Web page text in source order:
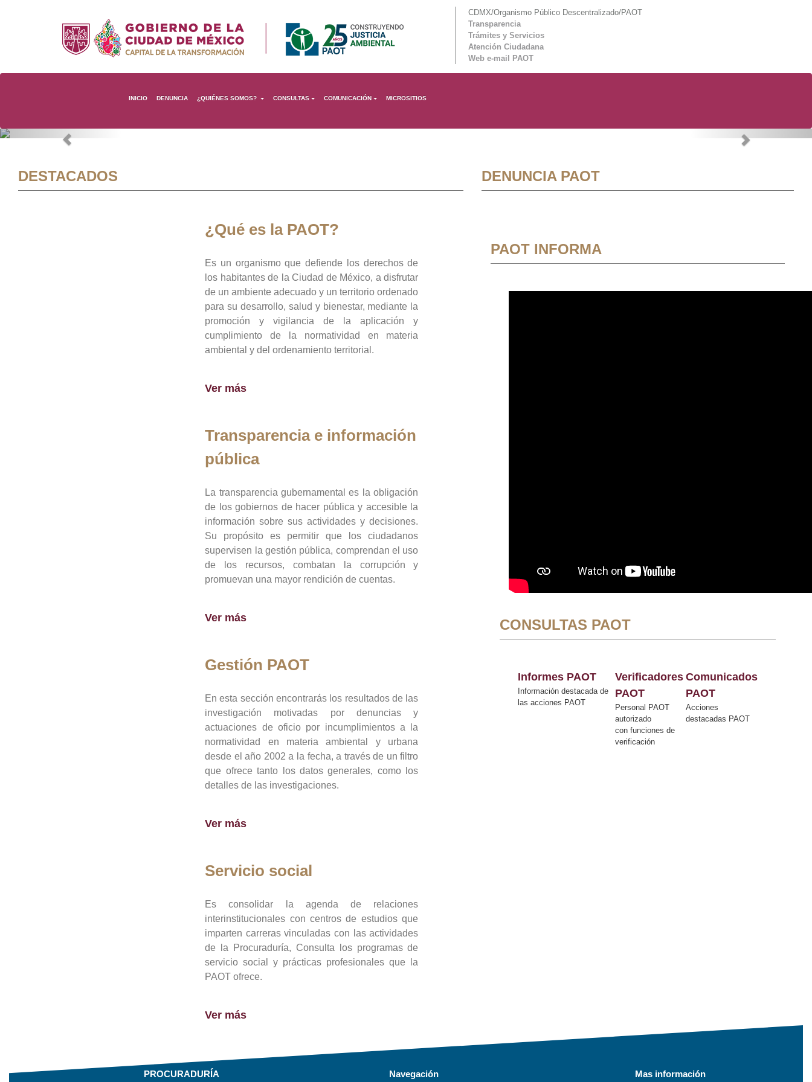
CDMX/Organismo Público Descentralizado/PAOT
Transparencia
Trámites y Servicios
Atención Ciudadana
Web e-mail PAOT
INICIO DENUNCIA ¿QUIÉNES SOMOS? CONSULTAS COMUNICACIÓN MICROSITIOS
Previous Next
DESTACADOS
¿Qué es la PAOT?
Es un organismo que defiende los derechos de
los habitantes de la Ciudad de México, a disfrutar
de un ambiente adecuado y un territorio ordenado
para su desarrollo, salud y bienestar, mediante la
promoción y vigilancia de la aplicación y
cumplimiento de la normatividad en materia
ambiental y del ordenamiento territorial.
Ver más
Transparencia e información
pública
La transparencia gubernamental es la obligación
de los gobiernos de hacer pública y accesible la
información sobre sus actividades y decisiones.
Su propósito es permitir que los ciudadanos
supervisen la gestión pública, comprendan el uso
de los recursos, combatan la corrupción y
promuevan una mayor rendición de cuentas.
Ver más
Gestión PAOT
En esta sección encontrarás los resultados de las
investigación motivadas por denuncias y
actuaciones de oficio por incumplimientos a la
normatividad en materia ambiental y urbana
desde el año 2002 a la fecha, a través de un filtro
que ofrece tanto los datos generales, como los
detalles de las investigaciones.
Ver más
Servicio social
Es consolidar la agenda de relaciones
interinstitucionales con centros de estudios que
imparten carreras vinculadas con las actividades
de la Procuraduría, Consulta los programas de
servicio social y prácticas profesionales que la
PAOT ofrece.
Ver más
DENUNCIA PAOT
PAOT INFORMA
CONSULTAS PAOT
Informes PAOT
Información destacada de
las acciones PAOT
Verificadores
PAOT
Personal PAOT
autorizado
con funciones de
verificación
Comunicados
PAOT
Acciones
destacadas PAOT
PROCURADURÍA Navegación Mas información